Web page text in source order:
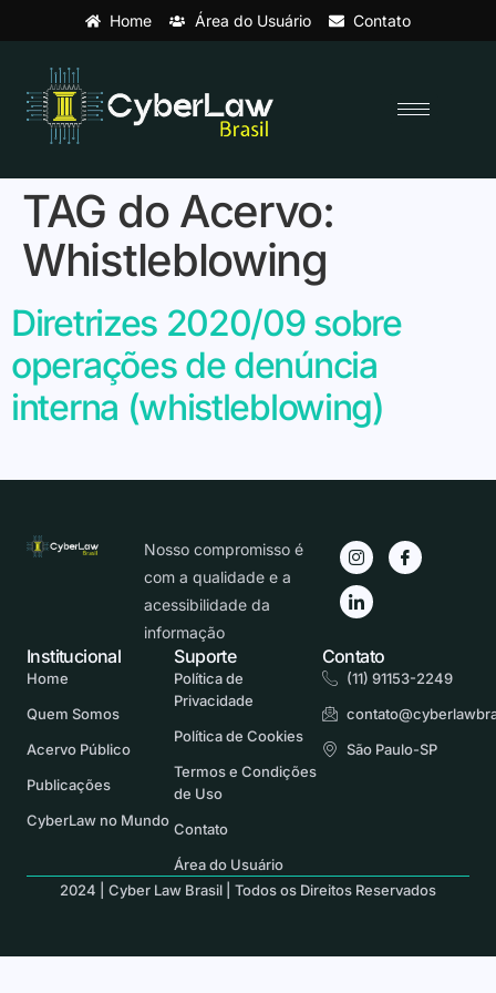
Home Área do Usuário Contato
TAG do Acervo:
Whistleblowing
Diretrizes 2020/09 sobre
operações de denúncia
interna (whistleblowing)
Nosso compromisso é
com a qualidade e a
acessibilidade da
informação
Suporte
Política de
Privacidade
Política de Cookies
Termos e Condições
de Uso
Contato
Área do Usuário
Contato
(11) 91153-2249
São Paulo-SP
Institucional
Home
Quem Somos
Acervo Público
Publicações
CyberLaw no Mundo
2024 | Cyber Law Brasil | Todos os Direitos Reservados